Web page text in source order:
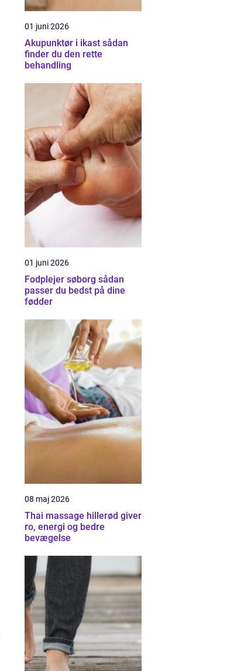
01 juni 2026
Akupunktør i ikast sådan
finder du den rette
behandling
01 juni 2026
Fodplejer søborg sådan
passer du bedst på dine
fødder
08 maj 2026
Thai massage hillerød giver
ro, energi og bedre
bevægelse